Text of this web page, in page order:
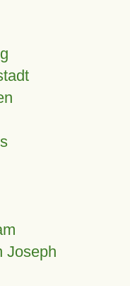
Joseph